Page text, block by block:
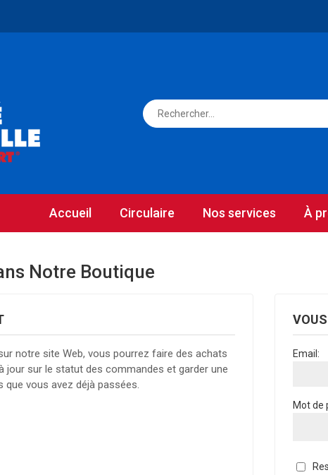
Accueil Circulaire Nos services À
Notre Boutique
notre site Web, vous pourrez faire des achats
jour sur le statut des commandes et garder une
vous avez déjà passées.
Email:
Mot de